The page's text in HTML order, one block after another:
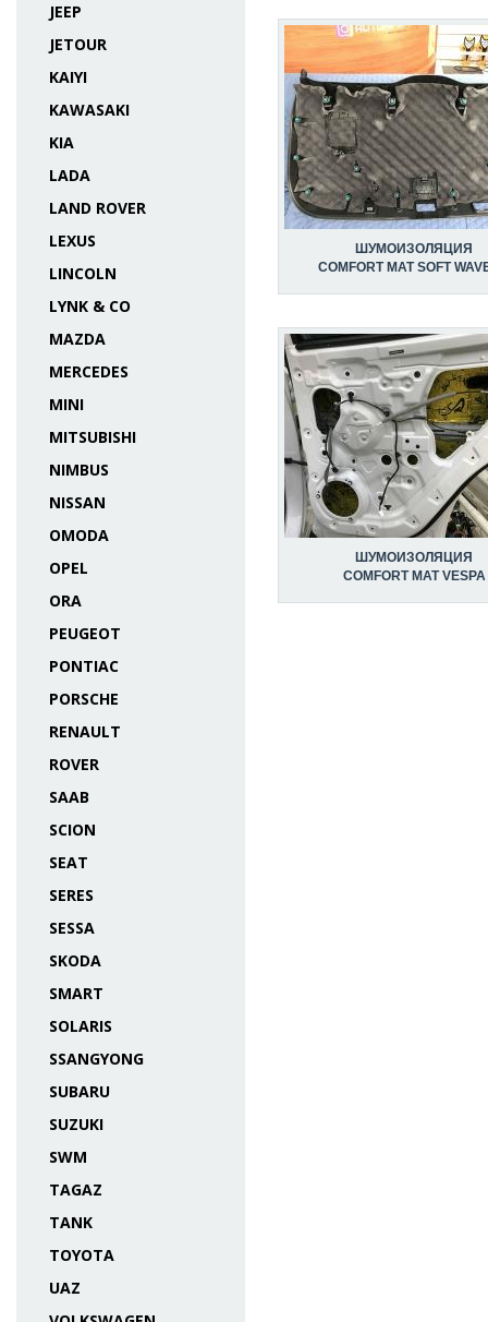
JEEP
JETOUR
KAIYI
KAWASAKI
KIA
LADA
LAND ROVER
LEXUS
LINCOLN
LYNK & CO
MAZDA
MERCEDES
MINI
MITSUBISHI
NIMBUS
NISSAN
OMODA
OPEL
ORA
PEUGEOT
PONTIAC
PORSCHE
RENAULT
ROVER
SAAB
SCION
SEAT
SERES
SESSA
SKODA
SMART
SOLARIS
SSANGYONG
SUBARU
SUZUKI
SWM
TAGAZ
TANK
TOYOTA
UAZ
ШУМОИЗОЛЯЦИЯ
COMFORT MAT SOFT
ШУМОИЗОЛЯЦИЯ
COMFORT MAT VESPA